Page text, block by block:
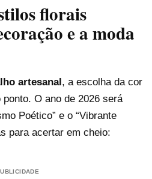
florais
e a moda
artesanal, a escolha da cor
O ano de 2026 será
Poético” e o “Vibrante
para acertar em cheio: